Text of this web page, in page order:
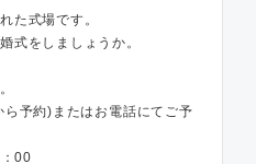
た式場です。
式をしましょうか。
予約)またはお電話にてご予
00